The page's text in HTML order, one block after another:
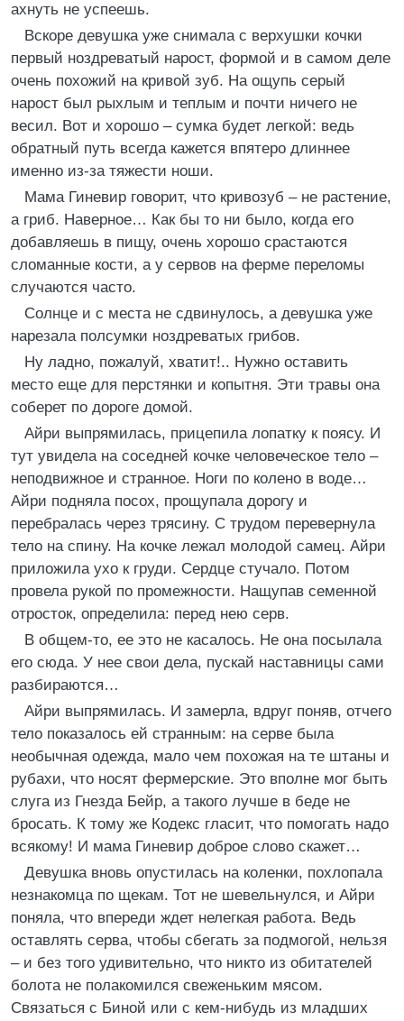
ахнуть не успеешь.
Вскоре девушка уже снимала с верхушки кочки
первый ноздреватый нарост, формой и в самом деле
очень похожий на кривой зуб. На ощупь серый
нарост был рыхлым и теплым и почти ничего не
весил. Вот и хорошо – сумка будет легкой: ведь
обратный путь всегда кажется впятеро длиннее
именно из-за тяжести ноши.
Мама Гиневир говорит, что кривозуб – не растение,
а гриб. Наверное… Как бы то ни было, когда его
добавляешь в пищу, очень хорошо срастаются
сломанные кости, а у сервов на ферме переломы
случаются часто.
Солнце и с места не сдвинулось, а девушка уже
нарезала полсумки ноздреватых грибов.
Ну ладно, пожалуй, хватит!.. Нужно оставить
место еще для перстянки и копытня. Эти травы она
соберет по дороге домой.
Айри выпрямилась, прицепила лопатку к поясу. И
тут увидела на соседней кочке человеческое тело –
неподвижное и странное. Ноги по колено в воде…
Айри подняла посох, прощупала дорогу и
перебралась через трясину. С трудом перевернула
тело на спину. На кочке лежал молодой самец. Айри
приложила ухо к груди. Сердце стучало. Потом
провела рукой по промежности. Нащупав семенной
отросток, определила: перед нею серв.
В общем-то, ее это не касалось. Не она посылала
его сюда. У нее свои дела, пускай наставницы сами
разбираются…
Айри выпрямилась. И замерла, вдруг поняв, отчего
тело показалось ей странным: на серве была
необычная одежда, мало чем похожая на те штаны и
рубахи, что носят фермерские. Это вполне мог быть
слуга из Гнезда Бейр, а такого лучше в беде не
бросать. К тому же Кодекс гласит, что помогать надо
всякому! И мама Гиневир доброе слово скажет…
Девушка вновь опустилась на коленки, похлопала
незнакомца по щекам. Тот не шевельнулся, и Айри
поняла, что впереди ждет нелегкая работа. Ведь
оставлять серва, чтобы сбегать за подмогой, нельзя
– и без того удивительно, что никто из обитателей
болота не полакомился свеженьким мясом.
Связаться с Биной или с кем-нибудь из младших